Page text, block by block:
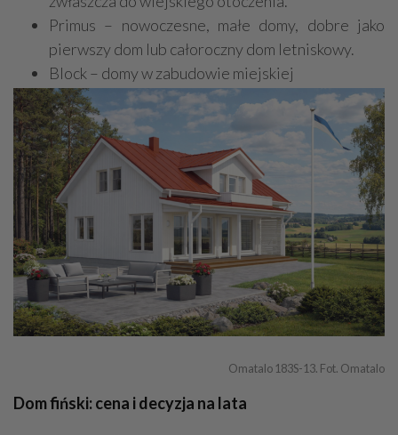
Primus – nowoczesne, małe domy, dobre jako
pierwszy dom lub całoroczny dom letniskowy.
Block – domy w zabudowie miejskiej
Omatalo 183S-13. Fot. Omatalo
Dom fiński: cena i decyzja na lata